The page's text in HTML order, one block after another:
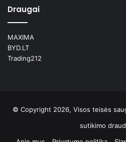
Draugai
MAXIMA
BYD.LT
Trading212
© Copyright 2026, Visos teisės
sutikimo